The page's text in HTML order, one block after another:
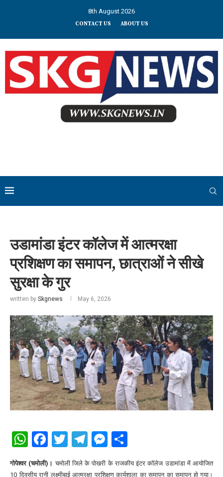
8th August 2026
CONTACT US ABOUT US
उडामांडा इंटर कॉलेज में आत्मरक्षा
प्रशिक्षण का समापन, छात्राओं ने सीखे
सुरक्षा के गुर
written by Skgnews May 6, 2026
WhatsApp
Facebook
Twitter
Telegram
Messenger
गोपेश्वर (चमोली)। चमोली जिले के पोखरी के राजकीय इंटर कॉलेज उडामांडा में आयोजित
10 दिवसीय रानी लक्ष्मीबाई आत्मरक्षा प्रशिक्षण कार्यशाला का समापन का समापन हो गया।